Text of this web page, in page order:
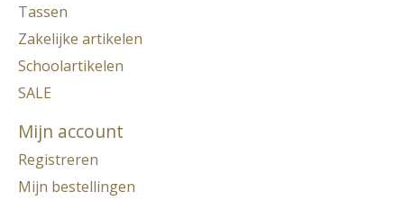
Tassen
Zakelijke artikelen
Schoolartikelen
SALE
Mijn account
Registreren
Mijn bestellingen